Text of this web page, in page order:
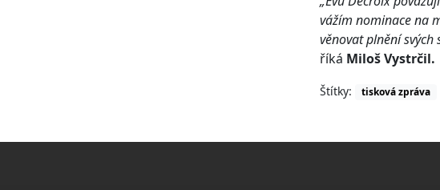
vážím nominace na
věnovat plnění
říká Miloš Vystrčil.
Štítky: tisková zpráva